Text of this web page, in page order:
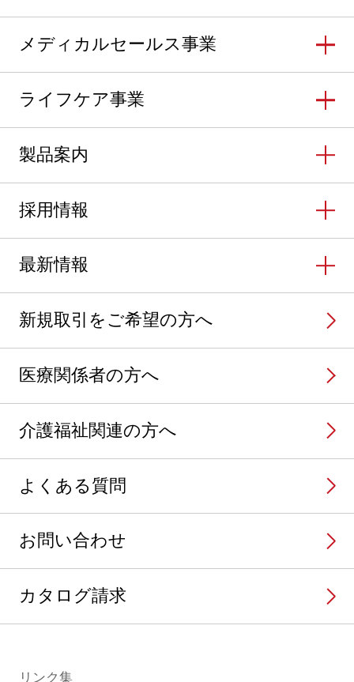
メディカルセールス事業
ライフケア事業
製品案内
採用情報
最新情報
新規取引をご希望の方へ
医療関係者の方へ
介護福祉関連の方へ
よくある質問
お問い合わせ
カタログ請求
リンク集